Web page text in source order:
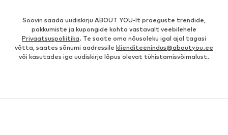
Soovin saada uudiskirju ABOUT YOU-lt praeguste trendide,
pakkumiste ja kupongide kohta vastavalt veebilehele
Privaatsuspoliitika. Te saate oma nõusoleku igal ajal tagasi
võtta, saates sõnumi aadressile klienditeenindus@aboutyou.ee
või kasutades iga uudiskirja lõpus olevat tühistamisvõimalust.